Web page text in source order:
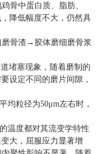
骨中蛋白质、脂肪、
降低幅度不大，仍然具
骨渣→胶体磨细磨骨浆
堵塞现象，随着磨制的
设定不同的磨片间隙，
均粒径为50μm左右时，
温度都对其流变学特性
大，屈服应力显著增